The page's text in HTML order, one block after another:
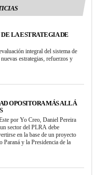
LA ESTRATEGIA DE
integral del sistema de
estrategias, refuerzos y
OPOSITORA MÁS ALLÁ
por Yo Creo, Daniel Pereira
sector del PLRA debe
en la base de un proyecto
y la Presidencia de la